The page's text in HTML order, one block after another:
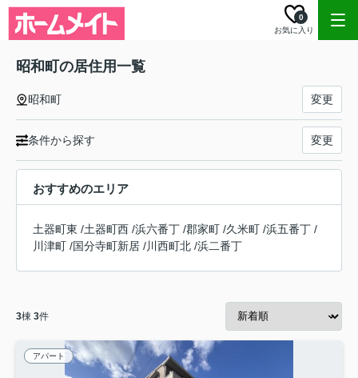
お気に入り
0
昭和町の居住用一覧
昭和町 変更
条件から探す 変更
おすすめのエリア
土器町東 /土器町西 /浜六番丁 /郡家町 /久米町 /浜五番丁 /
川津町 /国分寺町新居 /川西町北 /浜二番丁
3棟 3件
アパート